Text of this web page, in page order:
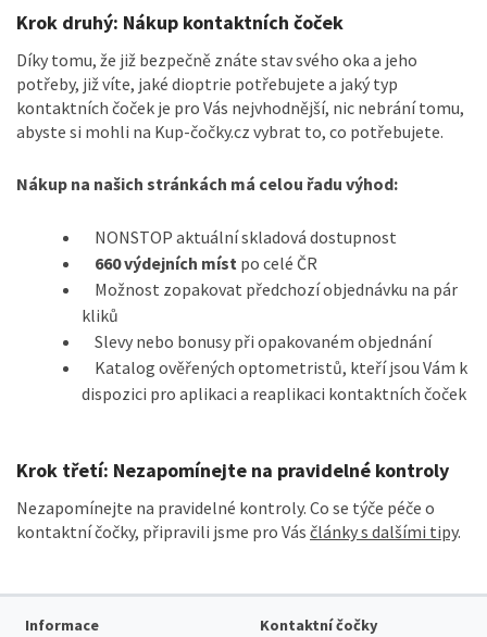
Krok druhý: Nákup kontaktních čoček
Díky tomu, že již bezpečně znáte stav svého oka a jeho
potřeby, již víte, jaké dioptrie potřebujete a jaký typ
kontaktních čoček je pro Vás nejvhodnější, nic nebrání tomu,
abyste si mohli na Kup-čočky.cz vybrat to, co potřebujete.
Nákup na našich stránkách má celou řadu výhod:
NONSTOP aktuální skladová dostupnost
660 výdejních míst po celé ČR
Možnost zopakovat předchozí objednávku na pár
kliků
Slevy nebo bonusy při opakovaném objednání
Katalog ověřených optometristů, kteří jsou Vám k
dispozici pro aplikaci a reaplikaci kontaktních čoček
Krok třetí: Nezapomínejte na pravidelné kontroly
Nezapomínejte na pravidelné kontroly. Co se týče péče o
kontaktní čočky, připravili jsme pro Vás články s dalšími tipy.
Informace
Kontaktní čočky